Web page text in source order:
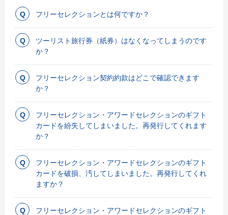
フリーセレクションとは何ですか？
ツーリスト旅行券（紙券）はなくなってしまうのです
か？
フリーセレクション契約約款はどこで確認できます
か？
フリーセレクション・アワードセレクションのギフト
カードを紛失してしまいました。再発行してくれます
か？
フリーセレクション・アワードセレクションのギフト
カードを破損、汚してしまいました。再発行してくれ
ますか？
フリーセレクション・アワードセレクションのギフト